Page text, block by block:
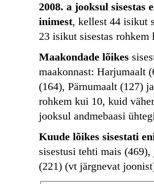
2008. a jooksul sisestas
inimest, kellest 44 isikut
23 isikut sisestas rohkem
Maakondade lõikes
maakonnast: Harjumaalt
(164), Pärnumaalt (127)
rohkem kui 10, kuid
jooksul andmebaasi
Kuude lõikes sisestati
sisestusi tehti mais
(221) (vt järgnevat